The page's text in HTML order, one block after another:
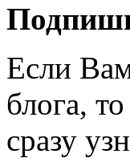
Если
блога,
сразу